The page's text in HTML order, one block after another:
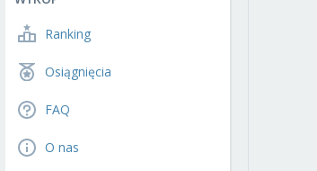
Ranking
Osiągnięcia
FAQ
O nas